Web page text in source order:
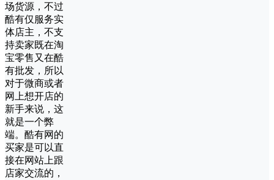
场货源，不过
酷有仅服务实
体店主，不支
持卖家既在淘
宝零售又在酷
有批发，所以
对于微商或者
网上想开店的
新手来说，这
就是一个弊
端。酷有网的
买家是可以直
接在网站上跟
店家交流的，